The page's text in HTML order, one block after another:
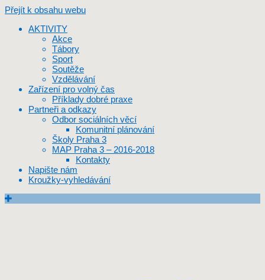
Přejít k obsahu webu
AKTIVITY
Akce
Tábory
Sport
Soutěže
Vzdělávání
Zařízení pro volný čas
Příklady dobré praxe
Partneři a odkazy
Odbor sociálních věcí
Komunitní plánování
Školy Praha 3
MAP Praha 3 – 2016-2018
Kontakty
Napište nám
Kroužky-vyhledávání